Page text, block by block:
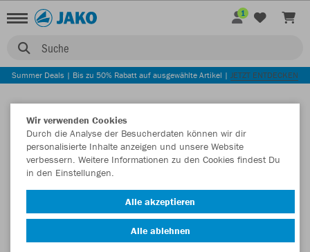
Suche
1
Summer Deals | Bis zu 50% Rabatt auf ausgewählte Artikel | JETZT ENTDECKEN
Login zum Teamshop TuS 07 Oberlar
Wir verwenden Cookies
Durch die Analyse der Besucherdaten können wir dir
personalisierte Inhalte anzeigen und unsere Website
verbessern. Weitere Informationen zu den Cookies findest Du
in den Einstellungen.
Alle akzeptieren
Alle ablehnen